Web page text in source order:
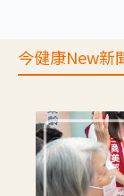
今健康New新